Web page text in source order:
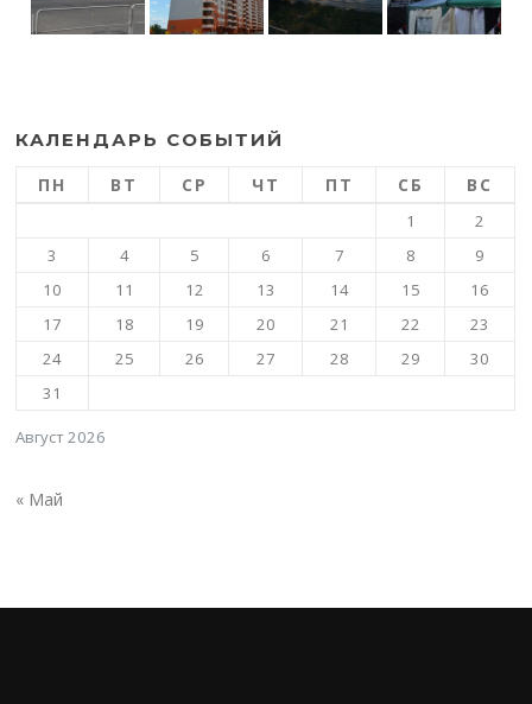
КАЛЕНДАРЬ СОБЫТИЙ
Август 2026
ПН ВТ СР ЧТ ПТ СБ ВС
1
2
3
4 5 6 7 8
9
10
11 12 13 14 15
16
17
18 19 20 21 22
23
24
25 26 27 28 29
30
31
« Май